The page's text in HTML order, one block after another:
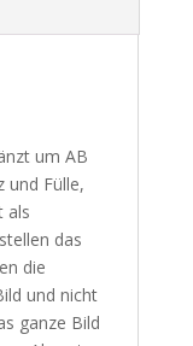
um AB
und Fülle,
als
das
die
und nicht
ganze Bild